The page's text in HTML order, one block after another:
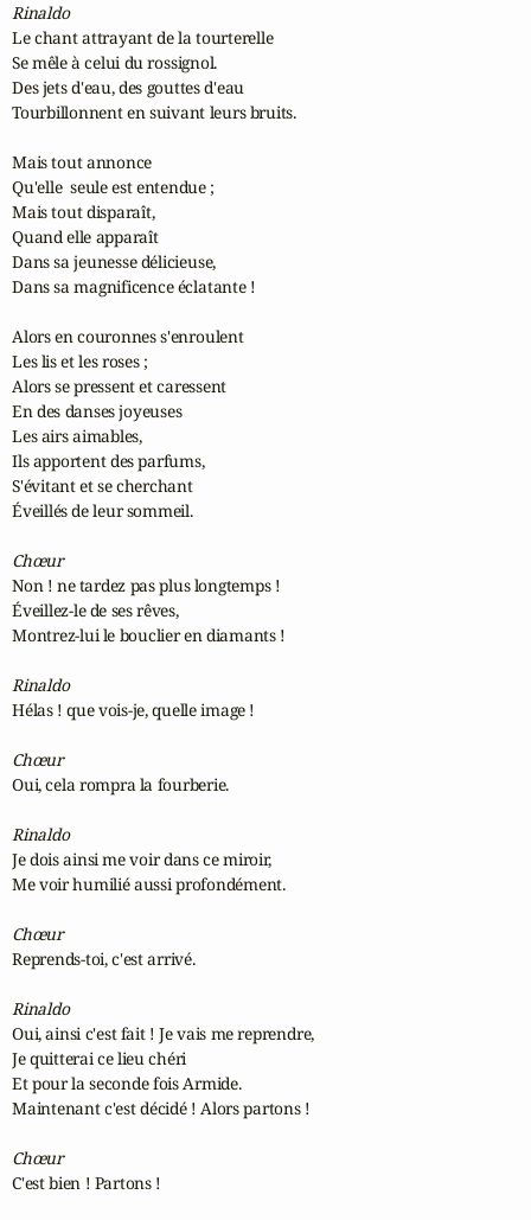
Rinaldo
Le chant attrayant de la tourterelle
Se mêle à celui du rossignol.
Des jets d'eau, des gouttes d'eau
Tourbillonnent en suivant leurs bruits.
Mais tout annonce
Qu'elle  seule est entendue ;
Mais tout disparaît,
Quand elle apparaît
Dans sa jeunesse délicieuse,
Dans sa magnificence éclatante !
Alors en couronnes s'enroulent
Les lis et les roses ;
Alors se pressent et caressent
En des danses joyeuses
Les airs aimables,
Ils apportent des parfums,
S'évitant et se cherchant
Éveillés de leur sommeil.
Chœur
Non ! ne tardez pas plus longtemps !
Éveillez-le de ses rêves,
Montrez-lui le bouclier en diamants !
Rinaldo
Hélas ! que vois-je, quelle image !
Chœur
Oui, cela rompra la fourberie.
Rinaldo
Je dois ainsi me voir dans ce miroir,
Me voir humilié aussi profondément.
Chœur
Reprends-toi, c'est arrivé.
Rinaldo
Oui, ainsi c'est fait ! Je vais me reprendre,
Je quitterai ce lieu chéri
Et pour la seconde fois Armide.
Maintenant c'est décidé ! Alors partons !
Chœur
C'est bien ! Partons !